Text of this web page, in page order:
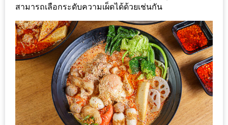
หมู
กระทะ
ทั่ว
เชียงใหม่
TOP30
ราคา
ไม่
เกิน
200
สามารถเลือกระดับความเผ็ดได้ด้วยเช่นกัน